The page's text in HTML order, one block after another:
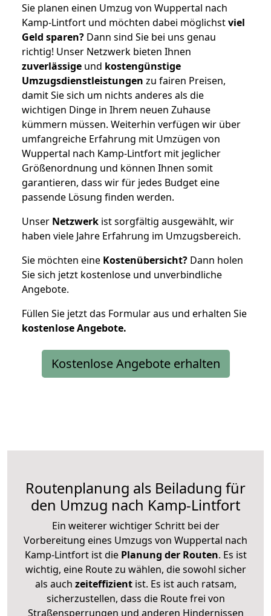
Sie planen einen Umzug von Wuppertal nach
Kamp-Lintfort und möchten dabei möglichstviel
Geld sparen? Dann sind Sie bei uns genau
richtig! Unser Netzwerk bieten Ihnen
zuverlässige und kostengünstige
Umzugsdienstleistungen zu fairen Preisen,
damit Sie sich um nichts anderes als die
wichtigen Dinge in Ihrem neuen Zuhause
kümmern müssen. Weiterhin verfügen wir über
umfangreiche Erfahrung mit Umzügen von
Wuppertal nach Kamp-Lintfort mit jeglicher
Größenordnung und können Ihnen somit
garantieren, dass wir für jedes Budget eine
passende Lösung finden werden.
Unser Netzwerk ist sorgfältig ausgewählt, wir
haben viele Jahre Erfahrung im Umzugsbereich.
Sie möchten eine Kostenübersicht? Dann holen
Sie sich jetzt kostenlose und unverbindliche
Angebote.
Füllen Sie jetzt das Formular aus und erhalten Sie
kostenloseAngebote.
Kostenlose Angebote erhalten
Routenplanung als Beiladung für
den Umzug nach Kamp-Lintfort
Ein weiterer wichtiger Schritt bei der
Vorbereitung eines Umzugs von Wuppertal nach
Kamp-Lintfort ist diePlanung der Routen. Es ist
wichtig, eine Route zu wählen, die sowohl sicher
als auch zeiteffizientist. Es ist auch ratsam,
sicherzustellen, dass die Route frei von
Straßensperrungen und anderen Hindernissen